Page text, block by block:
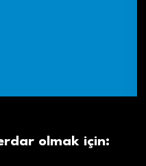
olmak için: